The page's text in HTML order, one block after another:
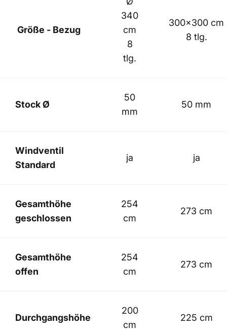
Größe - Bezug
340
cm
8
tlg.
300x300 cm
8 tlg.
Stock Ø
50
mm
50 mm
Windventil
Standard
ja ja
Gesamthöhe
geschlossen
254
cm
273 cm
Gesamthöhe
offen
254
cm
273 cm
Durchgangshöhe
200
cm
225 cm